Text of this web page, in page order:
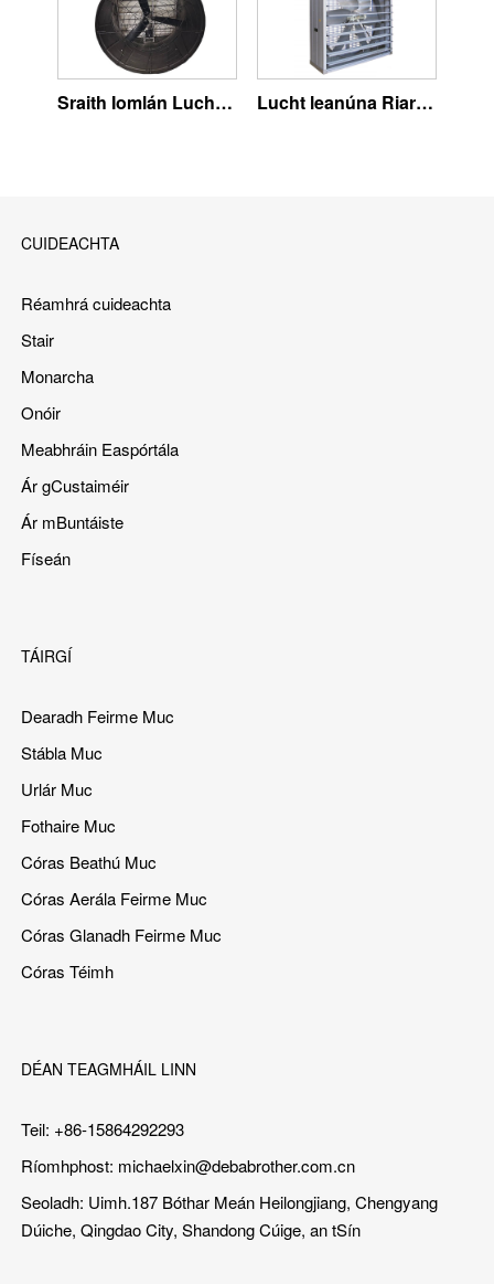
Sraith Iomlán Lucht leanúna Plaisteacha Lucht leanúna Riar Ainmhithe ag Athchóiriú Aerála
CUIDEACHTA
Réamhrá cuideachta
Stair
Monarcha
Onóir
Meabhráin Easpórtála
Ár gCustaiméir
Ár mBuntáiste
Físeán
TÁIRGÍ
Dearadh Feirme Muc
Stábla Muc
Urlár Muc
Fothaire Muc
Córas Beathú Muc
Córas Aerála Feirme Muc
Córas Glanadh Feirme Muc
Córas Téimh
DÉAN TEAGMHÁIL LINN
Teil: +86-15864292293
Ríomhphost: michaelxin@debabrother.com.cn
Seoladh: Uimh.187 Bóthar Meán Heilongjiang, Chengyang
Dúiche, Qingdao City, Shandong Cúige, an tSín